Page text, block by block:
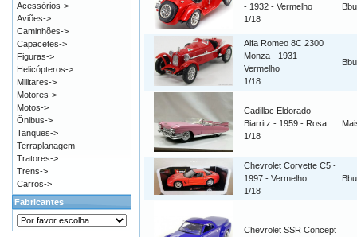
- 1932 - Vermelho
1/18
Alfa Romeo 8C 2300
Monza - 1931 -
Vermelho
1/18
Cadillac Eldorado
Biarritz - 1959 - Rosa
1/18
Chevrolet Corvette C5 -
1997 - Vermelho
1/18
Chevrolet SSR Concept
Acessórios->
Aviões->
Caminhões->
Capacetes->
Figuras->
Helicópteros->
Militares->
Motores->
Motos->
Ônibus->
Tanques->
Terraplanagem
Tratores->
Trens->
Carros->
Fabricantes